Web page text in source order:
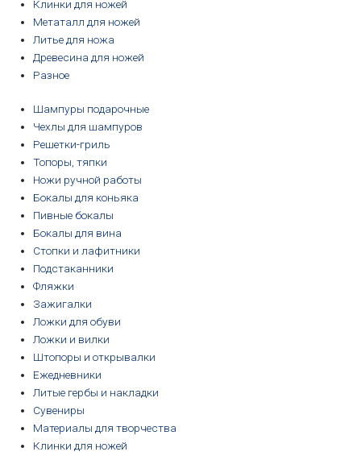
Клинки для ножей
Метаталл для ножей
Литье для ножа
Древесина для ножей
Разное
Шампуры подарочные
Чехлы для шампуров
Решетки-гриль
Топоры, тяпки
Ножи ручной работы
Бокалы для коньяка
Пивные бокалы
Бокалы для вина
Стопки и лафитники
Подстаканники
Фляжки
Зажигалки
Ложки для обуви
Ложки и вилки
Штопоры и открывалки
Ежедневники
Литые гербы и накладки
Сувениры
Материалы для творчества
Клинки для ножей